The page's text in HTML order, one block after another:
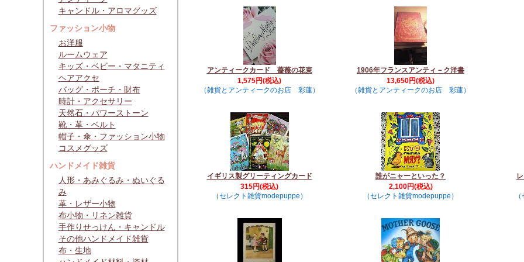
キャンドル・アロマグッズ
ファッション小物
お洋服
ルームウェア
キッズ・ベビー・マタニティ
ヘアアクセ
バッグ・ポーチ・財布
時計・アクセサリー
天然石・パワーストーン
靴・革・ベルト
帽子・傘・ファッション小物
コスメグッズ
ハンドメイド雑貨
人形・あみぐるみ・ぬいぐる
み
革・レザー小物
布小物・リネン雑貨
手作りせっけん・キャンドル
その他ハンドメイド雑貨
布・生地
アンティークカード 薔薇の花束
1,575円(税込)
（雑貨とアンティークのお店 彩蓮）
1906年フランスアンティ－ク洋書
13,650円(税込)
（雑貨とアンティークのお店 彩蓮）
イギリス製グリーティングカード
315円(税込)
（セレクト雑貨modepuppe）
誰がニャーといった？
2,100円(税込)
（セレクト雑貨modepuppe）